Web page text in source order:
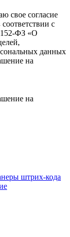
свое согласие
с
ФЗ «О
данных
на
на
штрих-кода